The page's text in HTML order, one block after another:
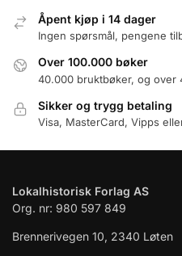
Åpent kjøp i 14 dager
Ingen spørsmål, pengene
Over 100.000 bøker
40.000 bruktbøker, og over
Sikker og trygg betaling
Visa, MasterCard, Vipps
Lokalhistorisk Forlag AS
Org. nr: 980 597 849
Brennerivegen 10, 2340 Løten